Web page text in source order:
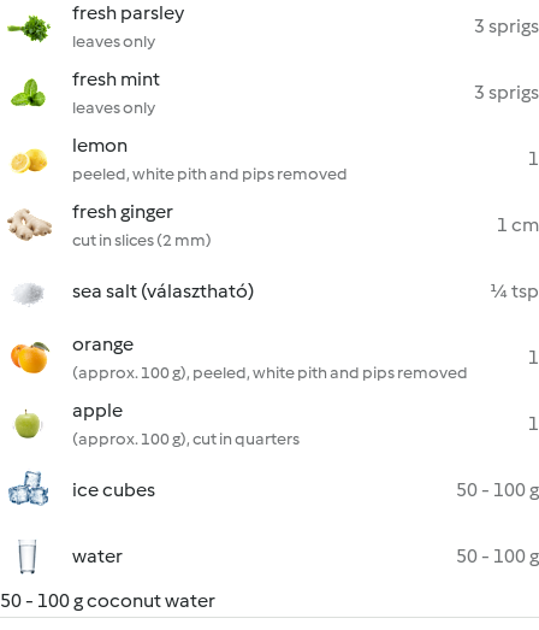
fresh parsley
leaves only
3 sprigs
fresh mint
leaves only
3 sprigs
lemon
peeled, white pith and pips removed
1
fresh ginger
cut in slices (2 mm)
1 cm
sea salt (választható) ¼ tsp
orange
(approx. 100 g), peeled, white pith and pips removed
1
apple
(approx. 100 g), cut in quarters
1
ice cubes 50 - 100 g
water
50 - 100 g
50 - 100 g coconut water